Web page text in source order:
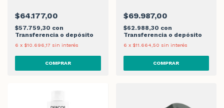
$64.177,00
$57.759,30 con
Transferencia o depósito
6 x $10.696,17 sin interés
$69.987,00
$62.988,30 con
Transferencia o depósito
6 x $11.664,50 sin interés